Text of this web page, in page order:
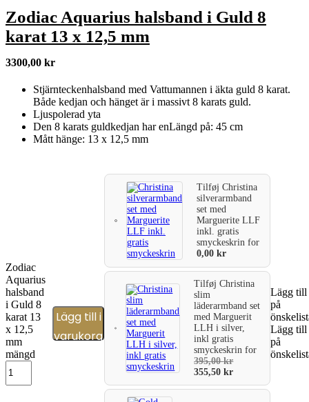
Zodiac Aquarius halsband i Guld 8
karat 13 x 12,5 mm
3300,00 kr
Stjärnteckenhalsband med Vattumannen i äkta guld 8 karat.
Både kedjan och hänget är i massivt 8 karats guld.
Ljuspolerad yta
Den 8 karats guldkedjan har enLängd på: 45 cm
Mått hänge: 13 x 12,5 mm
Zodiac
Aquarius
halsband
i Guld 8
karat 13
x 12,5
mm
mängd
Lägg till i
varukorg
TilføjChristina
silverarmband
set med
Marguerite LLF
inkl. gratis
smyckeskrinfor
0,00kr
TilføjChristina
slim
läderarmband set
med Marguerit
LLH i silver,
inkl gratis
smyckeskrinfor
395,00kr
355,50kr
Lägg till
på
Lägg till
på